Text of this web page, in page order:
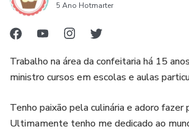
Como pesar e usar granulados
Terceira etapa: APRENDENDO NOVAS
Aprendendo as técnicas de saborização
5 Ano Hotmarter
Trabalho na área da confeitaria há 15
ministro cursos em escolas e aulas
Tenho paixão pela culinária e adoro
Ultimamente tenho me dedicado ao